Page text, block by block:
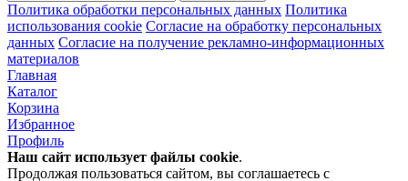
Политика обработки персональных данных Политика
использования cookie Согласие на обработку персональных
данных Согласие на получение рекламно-информационных
материалов
Главная
Каталог
Корзина
Избранное
Профиль
Наш сайт использует файлы cookie.
Продолжая пользоваться сайтом, вы соглашаетесь с